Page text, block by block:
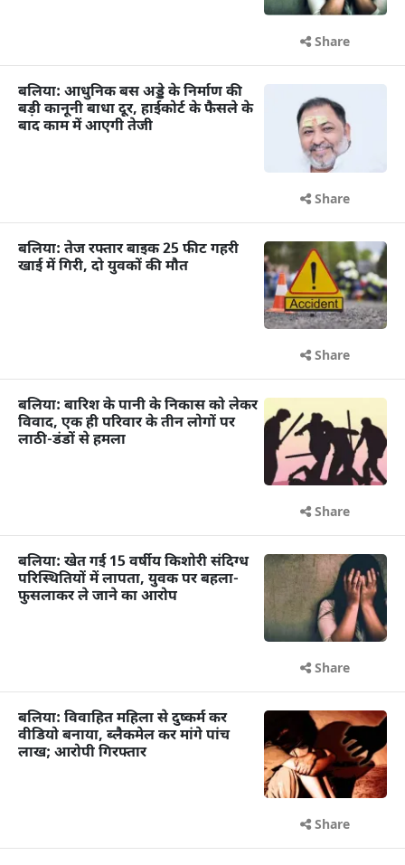
Share
बलिया: आधुनिक बस अड्डे के निर्माण की
बड़ी कानूनी बाधा दूर, हाईकोर्ट के फैसले के
बाद काम में आएगी तेजी
Share
बलिया: तेज रफ्तार बाइक 25 फीट गहरी
खाई में गिरी, दो युवकों की मौत
Share
बलिया: बारिश के पानी के निकास को लेकर
विवाद, एक ही परिवार के तीन लोगों पर
लाठी-डंडों से हमला
Share
बलिया: खेत गई 15 वर्षीय किशोरी संदिग्ध
परिस्थितियों में लापता, युवक पर बहला-
फुसलाकर ले जाने का आरोप
Share
बलिया: विवाहित महिला से दुष्कर्म कर
वीडियो बनाया, ब्लैकमेल कर मांगे पांच
लाख; आरोपी गिरफ्तार
Share